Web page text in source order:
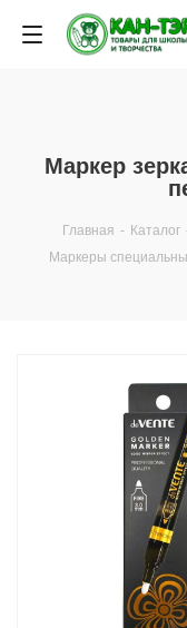
Маркер
Главная - Каталог
Маркеры